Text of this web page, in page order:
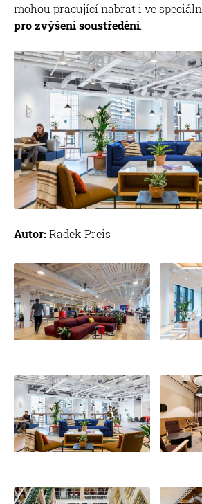
mohou pracující nabrat i ve
pro zvýšení soustředění.
Autor: Radek Preis